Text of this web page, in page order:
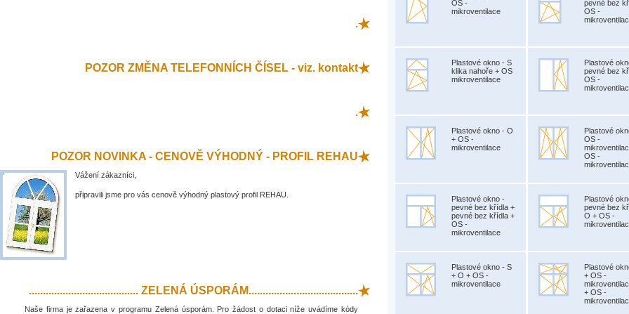
.
POZOR ZMĚNA TELEFONNÍCH ČÍSEL - viz. kontakt
.
POZOR NOVINKA - CENOVĚ VÝHODNÝ - PROFIL REHAU
Vážení zákazníci,
připravili jsme pro vás cenově výhodný plastový profil REHAU.
....................................... ZELENÁ ÚSPORÁM.......................................
Naše firma je zařazena v programu Zelená úsporám. Pro žádost o dotaci níže uvádíme kódy
OS -
mikroventilace
pevné bez
OS -
Plastové okno - S
klika nahoře + OS
mikroventilace
Plastové
pevné bez
OS -
Plastové okno - O
+ OS -
mikroventilace
Plastové
OS -
OS -
Plastové okno -
pevné bez křídla +
pevné bez křídla +
OS -
mikroventilace
Plastové
pevné bez
O + OS -
Plastové okno - S
+ O + OS -
mikroventilace
Plastové
+ OS -
+ OS -